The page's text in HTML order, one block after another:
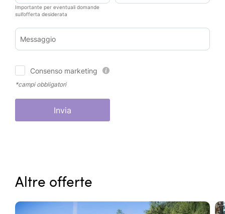
Importante per eventuali domande
sull’offerta desiderata
Messaggio
Consenso marketing
*campi obbligatori
Invia
Altre offerte